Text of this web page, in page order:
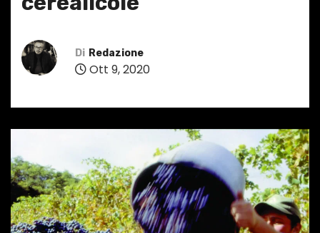
Di Redazione
Ott 9, 2020